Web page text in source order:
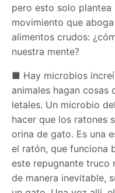
pero esto solo plantea
movimiento que
alimentos crudos:
nuestra mente?
■ Hay microbios
animales hagan cosas
letales. Un microbio
hacer que los ratones
orina de gato. Es una
el ratón, que funciona
este repugnante truco
de manera inevitable,